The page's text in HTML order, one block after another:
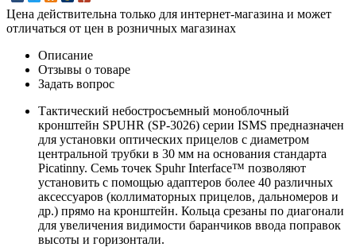
Цена действительна только для интернет-магазина и может
отличаться от цен в розничных магазинах
Описание
Отзывы о товаре
Задать вопрос
Тактический небостросъемный моноблочный
кронштейн SPUHR (SP-3026) серии ISMS предназначен
для установки оптических прицелов с диаметром
центральной трубки в 30 мм на основания стандарта
Picatinny. Семь точек Spuhr Interface™ позволяют
установить с помощью адаптеров более 40 различных
аксессуаров (коллиматорных прицелов, дальномеров и
др.) прямо на кронштейн. Кольца срезаны по диагонали
для увеличения видимости баранчиков ввода поправок
высоты и горизонтали.